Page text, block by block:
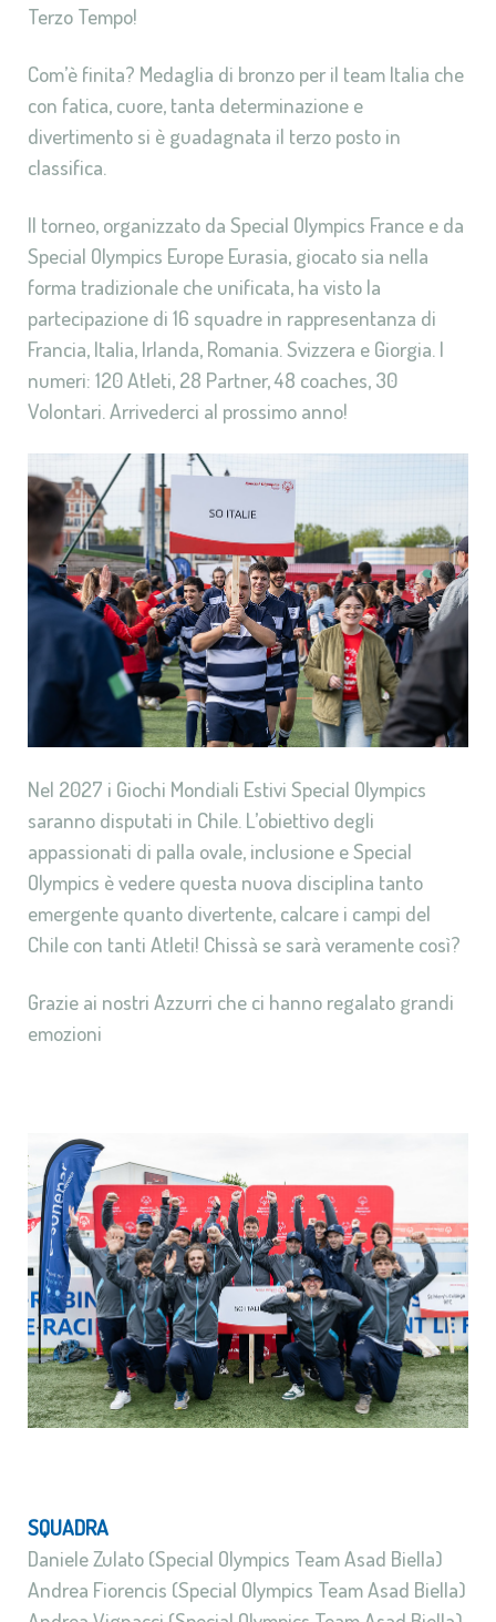
Terzo Tempo!
Com’è finita? Medaglia di bronzo per il team Italia che
con fatica, cuore, tanta determinazione e
divertimento si è guadagnata il terzo posto in
classifica.
Il torneo, organizzato da Special Olympics France e da
Special Olympics Europe Eurasia, giocato sia nella
forma tradizionale che unificata, ha visto la
partecipazione di 16 squadre in rappresentanza di
Francia, Italia, Irlanda, Romania. Svizzera e Giorgia. I
numeri: 120 Atleti, 28 Partner, 48 coaches, 30
Volontari. Arrivederci al prossimo anno!
Nel 2027 i Giochi Mondiali Estivi Special Olympics
saranno disputati in Chile. L’obiettivo degli
appassionati di palla ovale, inclusione e Special
Olympics è vedere questa nuova disciplina tanto
emergente quanto divertente, calcare i campi del
Chile con tanti Atleti! Chissà se sarà veramente così?
Grazie ai nostri Azzurri che ci hanno regalato grandi
emozioni
SQUADRA
Daniele Zulato (Special Olympics Team Asad Biella)
Andrea Fiorencis (Special Olympics Team Asad Biella)